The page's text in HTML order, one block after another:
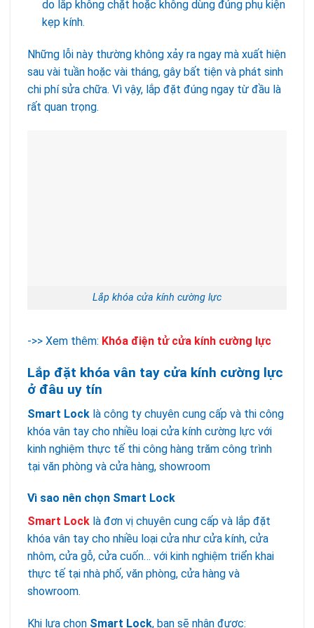
do lắp không chặt hoặc không dùng đúng phụ kiện
kẹp kính.
Những lỗi này thường không xảy ra ngay mà xuất hiện
sau vài tuần hoặc vài tháng, gây bất tiện và phát sinh
chi phí sửa chữa. Vì vậy, lắp đặt đúng ngay từ đầu là
rất quan trọng.
Lắp khóa cửa kính cường lực
->> Xem thêm: Khóa điện tử cửa kính cường lực
Lắp đặt khóa vân tay cửa kính cường lực
ở đâu uy tín
Smart Lock là công ty chuyên cung cấp và thi công
khóa vân tay cho nhiều loại cửa kính cường lực với
kinh nghiệm thực tế thi công hàng trăm công trình
tại văn phòng và cửa hàng, showroom
Vì sao nên chọn Smart Lock
Smart Lock là đơn vị chuyên cung cấp và lắp đặt
khóa vân tay cho nhiều loại cửa như cửa kính, cửa
nhôm, cửa gỗ, cửa cuốn… với kinh nghiệm triển khai
thực tế tại nhà phố, văn phòng, cửa hàng và
showroom.
Khi lựa chọn Smart Lock, bạn sẽ nhận được: